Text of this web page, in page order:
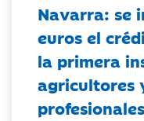
Navarra: se
euros el
la primera
agricultores
profesionales